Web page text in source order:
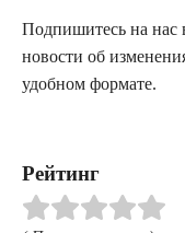
Подпишитесь на нас
новости об
удобном формате.
Рейтинг